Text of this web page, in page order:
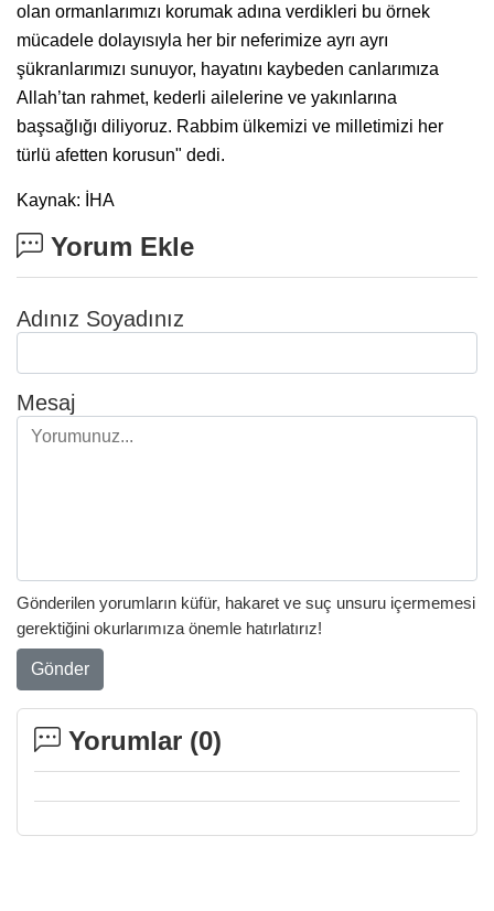
olan ormanlarımızı korumak adına verdikleri bu örnek
mücadele dolayısıyla her bir neferimize ayrı ayrı
şükranlarımızı sunuyor, hayatını kaybeden canlarımıza
Allah’tan rahmet, kederli ailelerine ve yakınlarına
başsağlığı diliyoruz. Rabbim ülkemizi ve milletimizi her
türlü afetten korusun" dedi.
Kaynak: İHA
Yorum Ekle
Adınız Soyadınız
Mesaj
Gönderilen yorumların küfür, hakaret ve suç unsuru içermemesi
gerektiğini okurlarımıza önemle hatırlatırız!
Gönder
Yorumlar (0)